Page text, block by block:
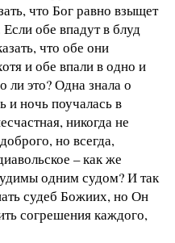
что Бог равно взыщет
обе впадут в блуд
что обе они
и обе впали в одно и
это? Одна знала о
и ночь поучалась в
никогда не
но всегда,
– как же
одним судом? И так
судеб Божиих, но Он
согрешения каждого,